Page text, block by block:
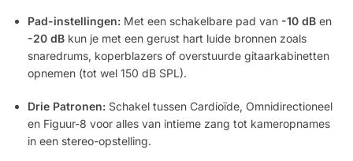
Pad-instellingen: Met een schakelbare pad van -10 dB en
-20 dB kun je met een gerust hart luide bronnen zoals
snaredrums, koperblazers of overstuurde gitaarkabinetten
opnemen (tot wel 150 dB SPL).
Drie Patronen: Schakel tussen Cardioïde, Omnidirectioneel
en Figuur-8 voor alles van intieme zang tot kameropnames
in een stereo-opstelling.